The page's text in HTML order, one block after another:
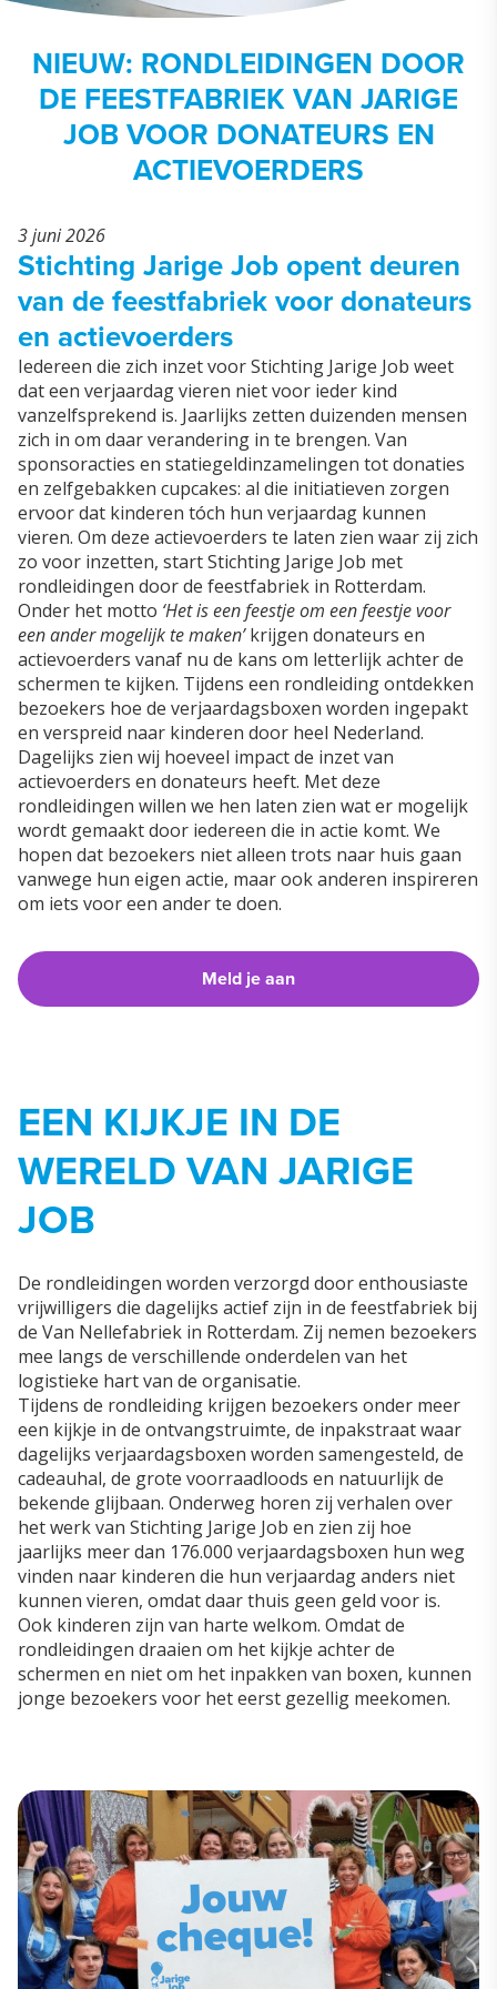
NIEUW: RONDLEIDINGEN DOOR
DE FEESTFABRIEK VAN JARIGE
JOB VOOR DONATEURS EN
ACTIEVOERDERS
3 juni 2026
Stichting Jarige Job opent deuren
van de feestfabriek voor donateurs
en actievoerders
Iedereen die zich inzet voor Stichting Jarige Job weet
dat een verjaardag vieren niet voor ieder kind
vanzelfsprekend is. Jaarlijks zetten duizenden mensen
zich in om daar verandering in te brengen. Van
sponsoracties en statiegeldinzamelingen tot donaties
en zelfgebakken cupcakes: al die initiatieven zorgen
ervoor dat kinderen tóch hun verjaardag kunnen
vieren. Om deze actievoerders te laten zien waar zij zich
zo voor inzetten, start Stichting Jarige Job met
rondleidingen door de feestfabriek in Rotterdam.
Onder het motto ‘Het is een feestje om een feestje voor
een ander mogelijk te maken’krijgen donateurs en
actievoerders vanaf nu de kans om letterlijk achter de
schermen te kijken. Tijdens een rondleiding ontdekken
bezoekers hoe de verjaardagsboxen worden ingepakt
en verspreid naar kinderen door heel Nederland.
Dagelijks zien wij hoeveel impact de inzet van
actievoerders en donateurs heeft. Met deze
rondleidingen willen we hen laten zien wat er mogelijk
wordt gemaakt door iedereen die in actie komt. We
hopen dat bezoekers niet alleen trots naar huis gaan
vanwege hun eigen actie, maar ook anderen inspireren
om iets voor een ander te doen.
Meld je aan
EEN KIJKJE IN DE
WERELD VAN JARIGE
JOB
De rondleidingen worden verzorgd door enthousiaste
vrijwilligers die dagelijks actief zijn in de feestfabriek bij
de Van Nellefabriek in Rotterdam. Zij nemen bezoekers
mee langs de verschillende onderdelen van het
logistieke hart van de organisatie.
Tijdens de rondleiding krijgen bezoekers onder meer
een kijkje in de ontvangstruimte, de inpakstraat waar
dagelijks verjaardagsboxen worden samengesteld, de
cadeauhal, de grote voorraadloods en natuurlijk de
bekende glijbaan. Onderweg horen zij verhalen over
het werk van Stichting Jarige Job en zien zij hoe
jaarlijks meer dan 176.000 verjaardagsboxen hun weg
vinden naar kinderen die hun verjaardag anders niet
kunnen vieren, omdat daar thuis geen geld voor is.
Ook kinderen zijn van harte welkom. Omdat de
rondleidingen draaien om het kijkje achter de
schermen en niet om het inpakken van boxen, kunnen
jonge bezoekers voor het eerst gezellig meekomen.